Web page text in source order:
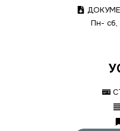
Пн- сб,